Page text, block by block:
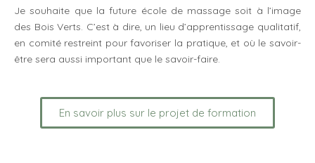
Je souhaite que la future école de massage soit à l’image
des Bois Verts. C’est à dire, un lieu d’apprentissage qualitatif,
en comité restreint pour favoriser la pratique, et où le savoir-
être sera aussi important que le savoir-faire.
En savoir plus sur le projet de formation